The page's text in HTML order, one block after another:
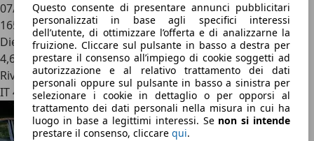
Questo consente di presentare annunci pubblicitari
personalizzati in base agli specifici interessi
dell’utente, di ottimizzare l’offerta e di analizzarne la
fruizione. Cliccare sul pulsante in basso a destra per
prestare il consenso all’impiego di cookie soggetti ad
autorizzazione e al relativo trattamento dei dati
personali oppure sul pulsante in basso a sinistra per
selezionare i cookie in dettaglio o per opporsi al
trattamento dei dati personali nella misura in cui ha
luogo in base a legittimi interessi. Se non si intende
prestare il consenso, cliccare qui.
07/2016
165.000 km
Diesel
4,6 l/100 km (comb.)
Rivenditore
IT 40138